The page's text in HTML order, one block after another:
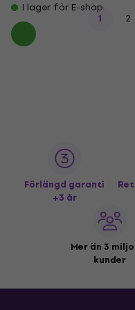
I lager för E-shop
1 2
Förlängd garanti
+3 år
Mer än 3
kunder